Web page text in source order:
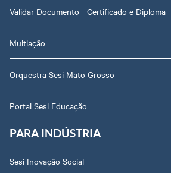
Validar Documento - Certificado e Diploma
Multiação
Orquestra Sesi Mato Grosso
Portal Sesi Educação
PARA INDÚSTRIA
Sesi Inovação Social